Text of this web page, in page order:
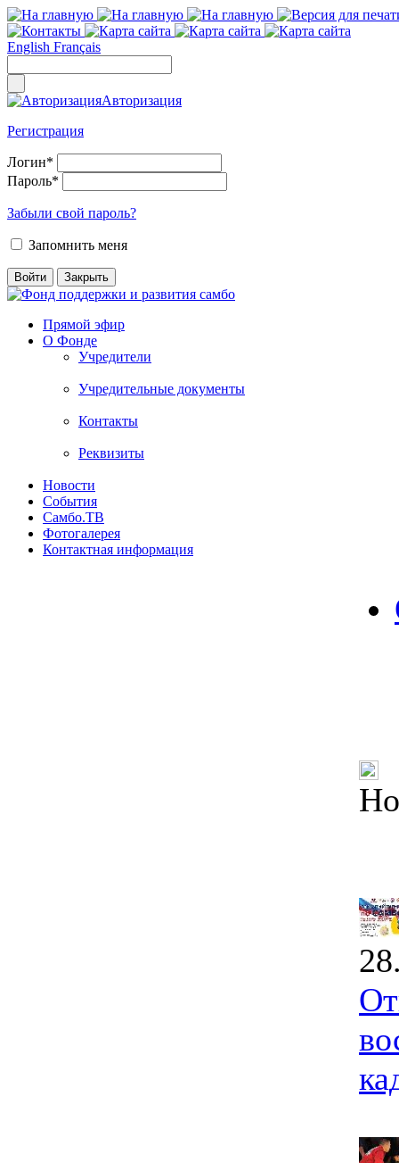
English Français
Авторизация
Регистрация
Логин*
Пароль*
Забыли свой пароль?
Запомнить меня
Прямой эфир
О Фонде
Учредители
Учредительные документы
Контакты
Реквизиты
Новости
События
Самбо.ТВ
Фотогалерея
Контактная информация